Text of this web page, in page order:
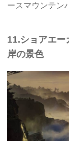
ースマウンテン
11.ショアエー
岸の景色